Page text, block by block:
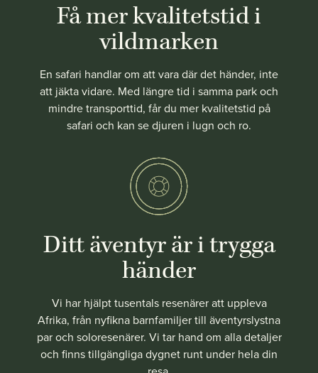
Få mer kvalitetstid i
vildmarken
En safari handlar om att vara där det händer, inte
att jäkta vidare. Med längre tid i samma park och
mindre transporttid, får du mer kvalitetstid på
safari och kan se djuren i lugn och ro.
Ditt äventyr är i trygga
händer
Vi har hjälpt tusentals resenärer att uppleva
Afrika, från nyfikna barnfamiljer till äventyrslystna
par och soloresenärer. Vi tar hand om alla detaljer
och finns tillgängliga dygnet runt under hela din